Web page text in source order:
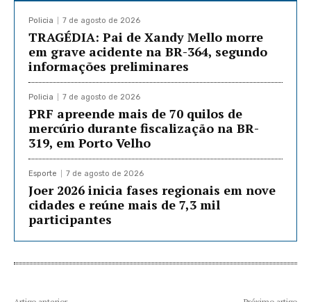
Policia 7 de agosto de 2026
TRAGÉDIA: Pai de Xandy Mello morre
em grave acidente na BR-364, segundo
informações preliminares
Policia 7 de agosto de 2026
PRF apreende mais de 70 quilos de
mercúrio durante fiscalização na BR-
319, em Porto Velho
Esporte 7 de agosto de 2026
Joer 2026 inicia fases regionais em nove
cidades e reúne mais de 7,3 mil
participantes